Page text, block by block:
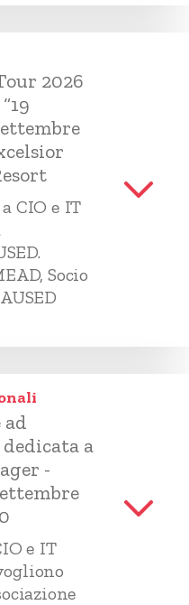
2026
CIO e IT
Socio
a
-
e IT